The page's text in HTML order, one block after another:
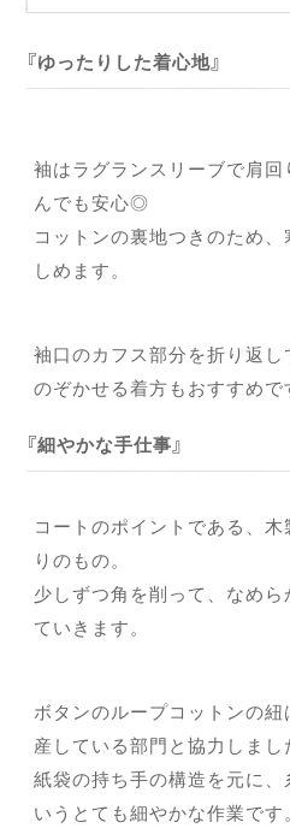
ゆったりした着心地
袖はラグランスリーブで肩
んでも安心◎
コットンの裏地つきのため
しめます。
袖口のカフス部分を折り返
のぞかせる着方もおすすめで
細やかな手仕事
コートのポイントである、
りのもの。
少しずつ角を削って、なめ
ていきます。
ボタンのループコットンの
産している部門と協力しまし
紙袋の持ち手の構造を元に
いうとても細やかな作業です。